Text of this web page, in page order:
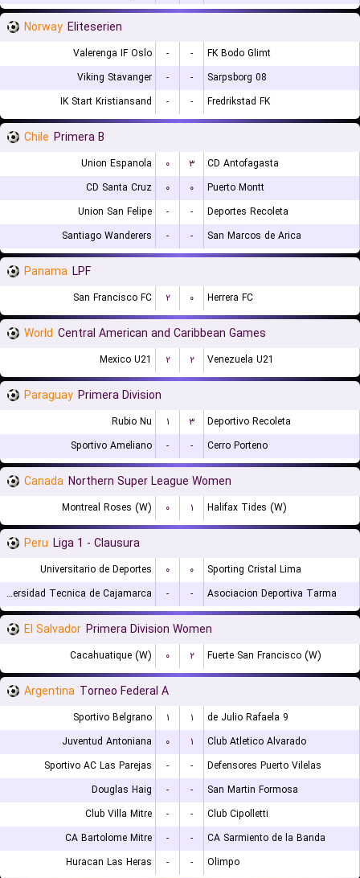
Norway Eliteserien
Valerenga IF Oslo - -
FK Bodo Glimt
Viking Stavanger
- -
Sarpsborg 08
IK Start Kristiansand
- - Fredrikstad FK
Chile Primera B
Union Espanola ۰ ۳
CD Antofagasta
CD Santa Cruz
۰ ۰
Puerto Montt
Union San Felipe
- -
Deportes Recoleta
Santiago Wanderers
- - San Marcos de Arica
Panama LPF
San Francisco FC ۲ ۰ Herrera FC
World Central American and Caribbean Games
Mexico U21 ۲ ۲ Venezuela U21
Paraguay Primera Division
Rubio Nu ۱ ۳
Deportivo Recoleta
Sportivo Ameliano
- - Cerro Porteno
Canada Northern Super League Women
Montreal Roses (W) ۰ ۱ Halifax Tides (W)
Peru Liga 1 - Clausura
Universitario de Deportes ۰ ۰
Sporting Cristal Lima
Universidad Tecnica de Cajamarca
- - Asociacion Deportiva Tarma
El Salvador Primera Division Women
Cacahuatique (W) ۰ ۲ Fuerte San Francisco (W)
Argentina Torneo Federal A
Sportivo Belgrano ۱ ۱
9 de Julio Rafaela
Juventud Antoniana
۰ ۱
Club Atletico Alvarado
Sportivo AC Las Parejas
- -
Defensores Puerto Vilelas
Douglas Haig
- -
San Martin Formosa
Club Villa Mitre
- -
Club Cipolletti
CA Bartolome Mitre
- -
CA Sarmiento de la Banda
Huracan Las Heras
- - Olimpo